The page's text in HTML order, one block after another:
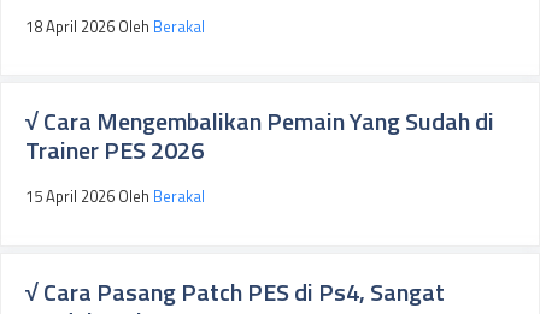
18 April 2026 Oleh Berakal
√ Cara Mengembalikan Pemain Yang Sudah di
Trainer PES 2026
15 April 2026 Oleh Berakal
√ Cara Pasang Patch PES di Ps4, Sangat